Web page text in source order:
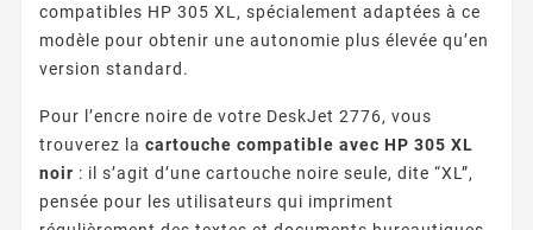
compatibles HP 305 XL, spécialement adaptées à ce
modèle pour obtenir une autonomie plus élevée qu’en
version standard.
Pour l’encre noire de votre DeskJet 2776, vous
trouverez la cartouche compatible avec HP 305 XL
noir : il s’agit d’une cartouche noire seule, dite “XL”,
pensée pour les utilisateurs qui impriment